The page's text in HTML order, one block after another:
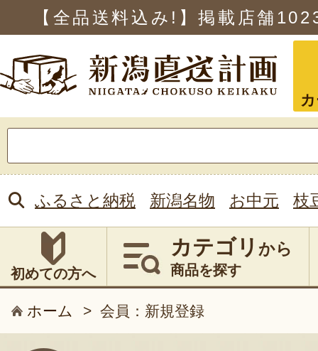
【全品送料込み!】掲載店舗
索:
ふるさと納税 新潟名物 お中元 枝
初めての方へ
カテゴリ から
商品を探す
ホーム > 会員：新規登録